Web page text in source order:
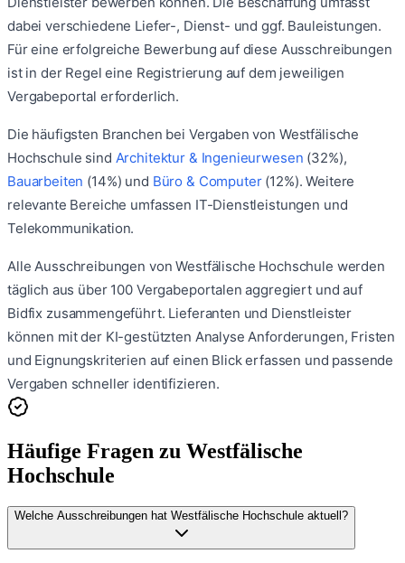
dabei verschiedene Liefer-, Dienst- und ggf. Bauleistungen.
Für eine erfolgreiche Bewerbung auf diese Ausschreibungen
ist in der Regel eine Registrierung auf dem jeweiligen
Vergabeportal erforderlich.
Die häufigsten Branchen bei Vergaben von Westfälische
Hochschule sind Architektur & Ingenieurwesen (32%),
Bauarbeiten (14%) und Büro & Computer (12%). Weitere
relevante Bereiche umfassen IT-Dienstleistungen und
Telekommunikation.
Alle Ausschreibungen vonWestfälische Hochschule werden
täglich aus über 100 Vergabeportalen aggregiert und auf
Bidfix zusammengeführt. Lieferanten und Dienstleister
können mit der KI-gestützten Analyse Anforderungen, Fristen
und Eignungskriterien auf einen Blick erfassen und passende
Vergaben schneller identifizieren.
Häufige Fragen zu Westfälische
Hochschule
Welche Ausschreibungen hat Westfälische Hochschule aktuell?